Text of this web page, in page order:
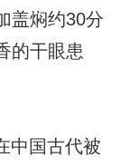
盖焖约30分
的干眼患
中国古代被